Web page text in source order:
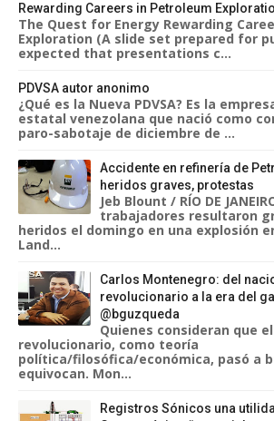
Rewarding Careers in Petroleum
The Quest for Energy Rewarding
Exploration (A slide set prepared for
expected that presentations c...
PDVSA autor anonimo
¿Qué es la Nueva PDVSA? Es la
estatal venezolana que nació como
paro-sabotaje de diciembre de ...
Accidente en refinería de
heridos graves, protestas
Jeb Blount / RÍO DE
trabajadores resultaron
heridos el domingo en una explosión
Land...
Carlos Montenegro: del
revolucionario a la era del
@bguzqueda
Quienes consideran que
revolucionario, como teoría
política/filosófica/económica, pasó a
equivocan. Mon...
Registros Sónicos una